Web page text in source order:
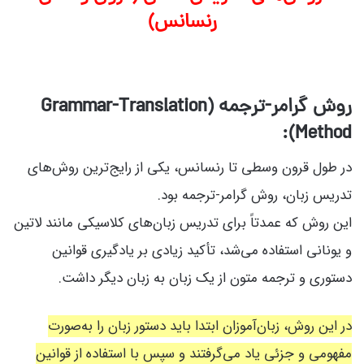
رنسانس)
روش گرامر-ترجمه (Grammar-Translation
Method):
در طول قرون وسطی تا رنسانس، یکی از رایج‌ترین روش‌های
تدریس زبان، روش گرامر-ترجمه بود.
این روش که عمدتاً برای تدریس زبان‌های کلاسیکی مانند لاتین
و یونانی استفاده می‌شد، تأکید زیادی بر یادگیری قوانین
دستوری و ترجمه متون از یک زبان به زبان دیگر داشت.
در این روش، زبان‌آموزان ابتدا باید دستور زبان را به‌صورت
مفهومی و جزئی یاد می‌گرفتند و سپس با استفاده از قوانین